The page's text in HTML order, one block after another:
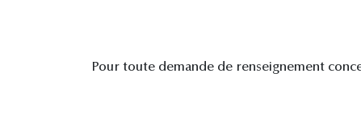
Pour toute demande de renseignement